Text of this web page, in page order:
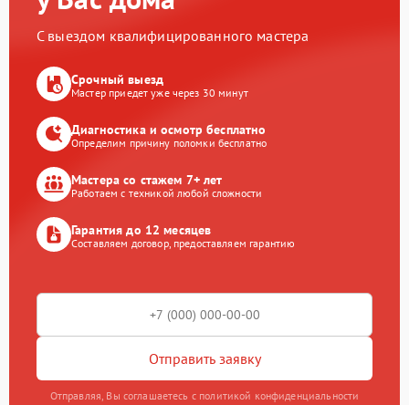
С выездом квалифицированного мастера
Срочный выезд
Мастер приедет уже через 30 минут
Диагностика и осмотр бесплатно
Определим причину поломки бесплатно
Мастера со стажем 7+ лет
Работаем с техникой любой сложности
Гарантия до 12 месяцев
Составляем договор, предоставляем гарантию
Отправить заявку
Отправляя, Вы соглашаетесь с политикой конфиденциальности